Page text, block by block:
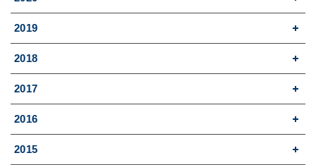
2019
2018
2017
2016
2015